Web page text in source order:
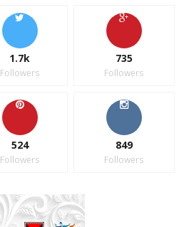
1.7k
Followers
735
Followers
524
Followers
849
Followers